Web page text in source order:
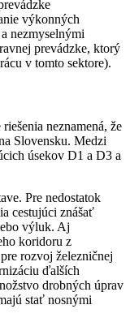
výkonných
nezmyselnými
prevádzke, ktorý
v tomto sektore).
neznamená, že
Slovensku. Medzi
úsekov D1 a D3 a
Pre nedostatok
cestujúci znášať
výluk. Aj
koridoru z
rozvoj železničnej
ďalších
drobných úprav
stať nosnými